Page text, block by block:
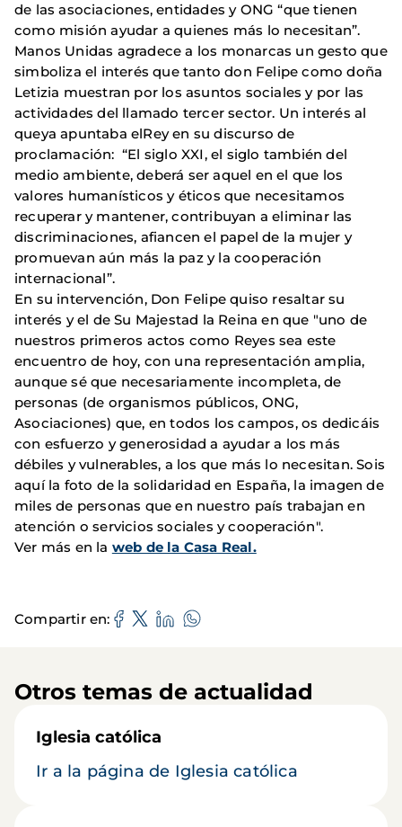
de las asociaciones, entidades y ONG “que tienen
como misión ayudar a quienes más lo necesitan”.
Manos Unidas agradece a los monarcas un gesto que
simboliza el interés que tanto don Felipe como doña
Letizia muestran por los asuntos sociales y por las
actividades del llamado tercer sector. Un interés al
queya apuntaba elRey en su discurso de
proclamación: “El siglo XXI, el siglo también del
medio ambiente, deberá ser aquel en el que los
valores humanísticos y éticos que necesitamos
recuperar y mantener, contribuyan a eliminar las
discriminaciones, afiancen el papel de la mujer y
promuevan aún más la paz y la cooperación
internacional”.
En su intervención, Don Felipe quiso resaltar su
interés y el de Su Majestad la Reina en que "uno de
nuestros primeros actos como Reyes sea este
encuentro de hoy, con una representación amplia,
aunque sé que necesariamente incompleta, de
personas (de organismos públicos, ONG,
Asociaciones) que, en todos los campos, os dedicáis
con esfuerzo y generosidad a ayudar a los más
débiles y vulnerables, a los que más lo necesitan. Sois
aquí la foto de la solidaridad en España, la imagen de
miles de personas que en nuestro país trabajan en
atención o servicios sociales y cooperación".
Ver más en la web de la Casa Real.
Compartir en
Otros temas de actualidad
Iglesia católica
Ir a la página de Iglesia católica